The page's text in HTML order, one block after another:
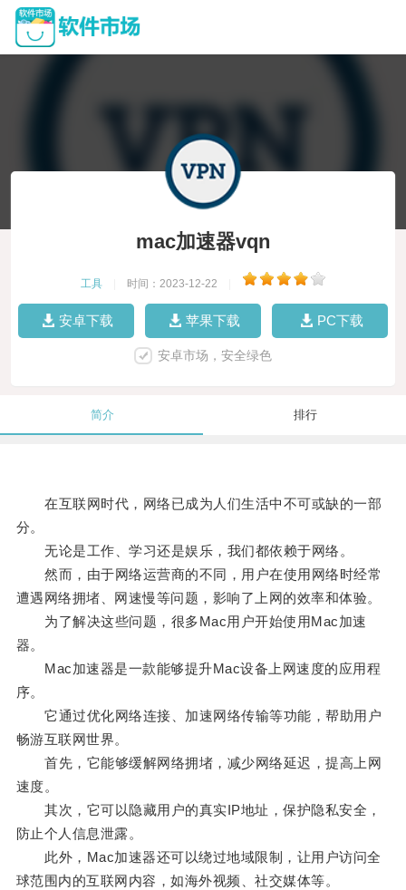
mac加速器vqn
工具 时间：2023-12-22
安卓下载 苹果下载 PC下载
安卓市场，安全绿色
简介 排行
在互联网时代，网络已成为人们生活中不可或缺的一部
分。
无论是工作、学习还是娱乐，我们都依赖于网络。
然而，由于网络运营商的不同，用户在使用网络时经常
遭遇网络拥堵、网速慢等问题，影响了上网的效率和体验。
为了解决这些问题，很多Mac用户开始使用Mac加速
器。
Mac加速器是一款能够提升Mac设备上网速度的应用程
序。
它通过优化网络连接、加速网络传输等功能，帮助用户
畅游互联网世界。
首先，它能够缓解网络拥堵，减少网络延迟，提高上网
速度。
其次，它可以隐藏用户的真实IP地址，保护隐私安全，
防止个人信息泄露。
此外，Mac加速器还可以绕过地域限制，让用户访问全
球范围内的互联网内容，如海外视频、社交媒体等。